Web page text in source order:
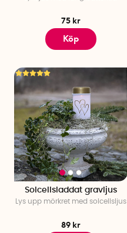
75 kr
Köp
Solcellsladdat gravljus
Lys upp mörkret med solcellsljus
89 kr